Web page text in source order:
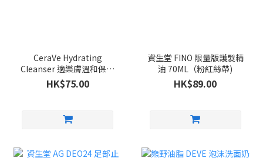
CeraVe Hydrating
Cleanser 適樂膚溫和保濕
潔膚露 236ml
HK$75.00
資生堂 FINO 限量版護髮精
油 70ML（粉紅絲帶)
HK$89.00